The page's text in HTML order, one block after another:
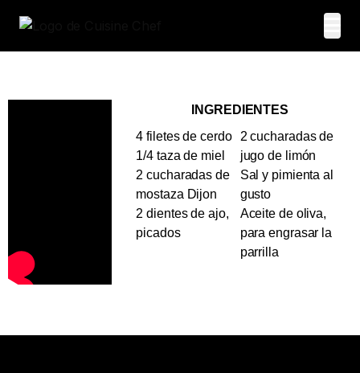
INGREDIENTES
4 filetes de cerdo
1/4 taza de miel
2 cucharadas de
mostaza Dijon
2 dientes de ajo,
picados
2 cucharadas de
jugo de limón
Sal y pimienta al
gusto
Aceite de oliva,
para engrasar la
parrilla